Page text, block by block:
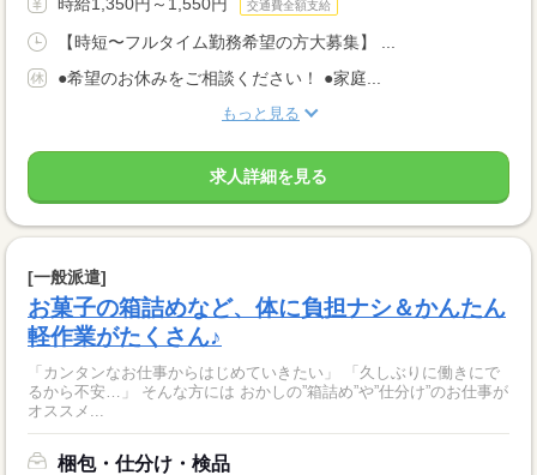
時給1,350円～1,550円 交通費全額支給
【時短〜フルタイム勤務希望の方大募集】 ...
●希望のお休みをご相談ください！ ●家庭...
もっと見る
求人詳細を見る
[一般派遣]
お菓子の箱詰めなど、体に負担ナシ＆かんたん
軽作業がたくさん♪
「カンタンなお仕事からはじめていきたい」 「久しぶりに働きにで
るから不安…」 そんな方には おかしの”箱詰め”や”仕分け”のお仕事が
オススメ...
梱包・仕分け・検品